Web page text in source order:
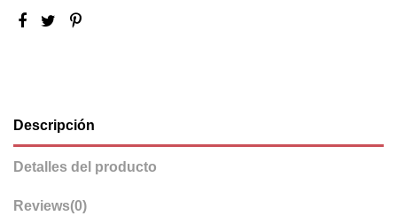
Descripción
Detalles del producto
Reviews(0)